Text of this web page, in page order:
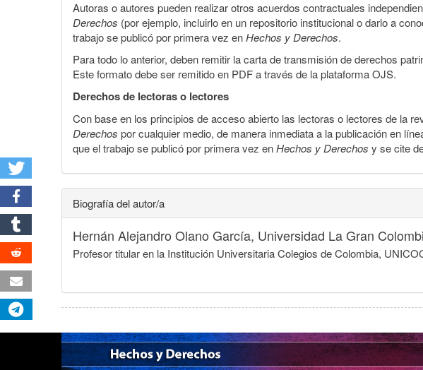
Autoras o autores pueden realizar otros acuerdos contractuales
Derechos (por ejemplo, incluirlo en un repositorio institucional o darlo a
trabajo se publicó por primera vez enHechos y Derechos.
Para todo lo anterior, deben remitir la carta de transmisión de derechos
Este formato debe ser remitido en PDF a través de la plataforma OJS.
Derechos de lectoras o lectores
Con base en los principios de acceso abierto las lectoras o lectores de la
Derechos por cualquier medio, de manera inmediata a la publicación en
que el trabajo se publicó por primera vez enHechos y Derechos y se cite
Biografía del autor/a
Hernán Alejandro Olano García, Universidad La Gran
Profesor titular en la Institución Universitaria Colegios de Colombia,